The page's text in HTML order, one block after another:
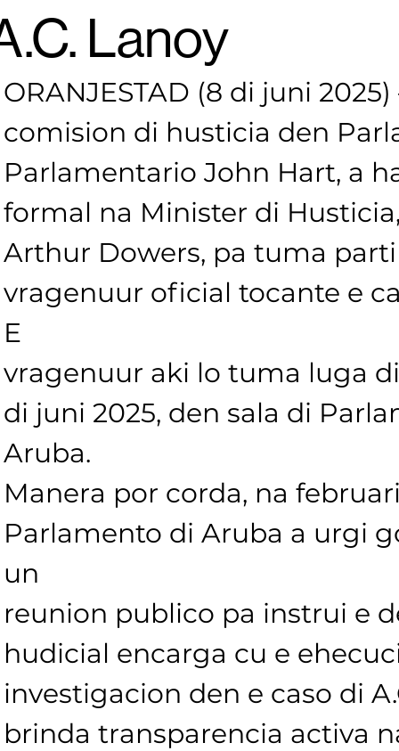
Lanoy
ORANJESTAD (8 di juni
comision di husticia den
Parlamentario John Hart, a
formal na Minister di
Arthur Dowers, pa tuma
vragenuur oficial tocante e
E
vragenuur aki lo tuma luga
di juni 2025, den sala di
Aruba.
Manera por corda, na
Parlamento di Aruba a urgi
un
reunion publico pa instrui e
hudicial encarga cu e
investigacion den e caso di
brinda transparencia activa